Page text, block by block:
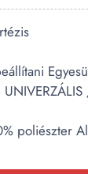
poliészter